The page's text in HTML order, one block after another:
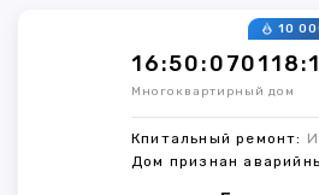
10
Многоквартирный дом
Кпитальный ремонт:
Дом признан